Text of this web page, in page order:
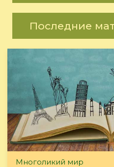
Последние
Многоликий мир